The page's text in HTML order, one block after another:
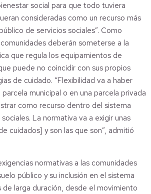
social para que todo tuviera
consideradas como un recurso más
de servicios sociales”. Como
deberán someterse a la
que regula los equipamientos de
puede no coincidir con sus propios
de cuidado. “Flexibilidad va a haber
municipal o en una parcela privada
como recurso dentro del sistema
La normativa va a exigir unas
cuidados] y son las que son”, admitió
normativas a las comunidades
público y su inclusión en el sistema
de larga duración, desde el movimiento